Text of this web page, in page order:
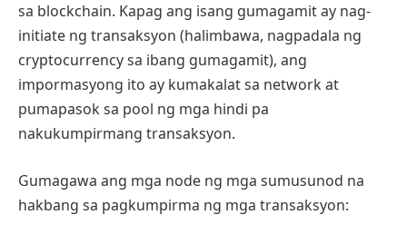
sa blockchain. Kapag ang isang gumagamit ay nag-
initiate ng transaksyon (halimbawa, nagpadala ng
cryptocurrency sa ibang gumagamit), ang
impormasyong ito ay kumakalat sa network at
pumapasok sa pool ng mga hindi pa
nakukumpirmang transaksyon.
Gumagawa ang mga node ng mga sumusunod na
hakbang sa pagkumpirma ng mga transaksyon: